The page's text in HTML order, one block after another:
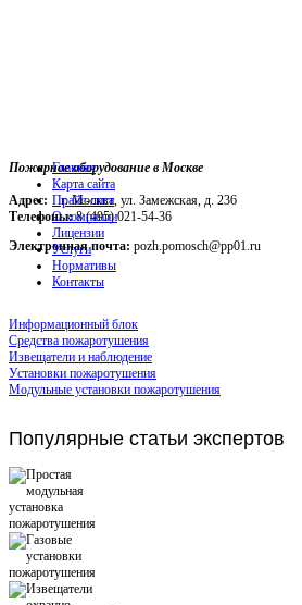
Пожарное оборудование в Москве
Адрес: г. Москва, ул. Замежская, д. 236
Телефоны:8 (495) 021-54-36
Электронная почта: pozh.pomosch@pp01.ru
Главная
Карта сайта
Прайс-лист
О компании
Лицензии
Услуги
Нормативы
Контакты
Информационный блок
Средства пожаротушения
Извещатели и наблюдение
Установки пожаротушения
Модульные установки пожаротушения
Популярные статьи экспертов